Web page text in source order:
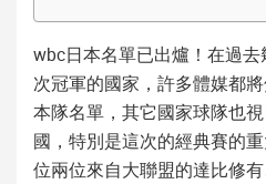
wbc日本名單已出爐！在過去
次冠軍的國家，許多體媒都
本隊名單 ，其它國家球隊也視
國，特別是這次的經典賽的
位兩位來自大聯盟的達比修